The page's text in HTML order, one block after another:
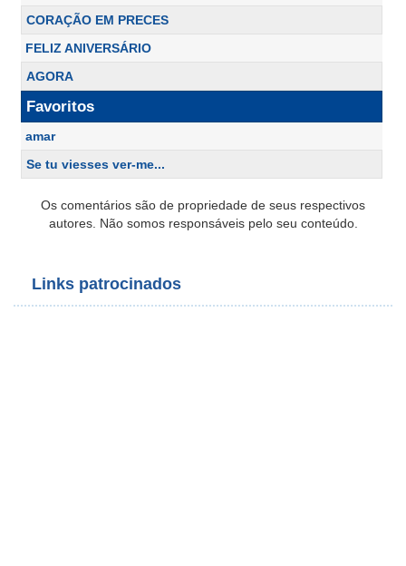
CORAÇÃO EM PRECES
FELIZ ANIVERSÁRIO
AGORA
Favoritos
amar
Se tu viesses ver-me...
Os comentários são de propriedade de seus respectivos
autores. Não somos responsáveis pelo seu conteúdo.
Links patrocinados